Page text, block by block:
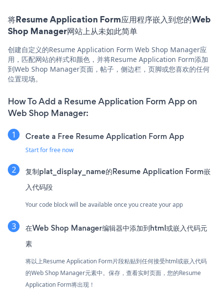
将Resume Application Form应用程序嵌入到您的Web
Shop Manager网站上从未如此简单
创建自定义的Resume Application Form Web Shop Manager应
用，匹配网站的样式和颜色，并将Resume Application Form添加
到Web Shop Manager页面，帖子，侧边栏，页脚或您喜欢的任何
位置现场。
How To Add a Resume Application Form App on
Web Shop Manager:
Create a Free Resume Application Form App
Start for free now
复制plat_display_name的Resume Application Form嵌
入代码段
Your code block will be available once you create your app
在Web Shop Manager编辑器中添加到html或嵌入代码元
素
将以上Resume Application Form片段粘贴到任何接受html或嵌入代码
的Web Shop Manager元素中。保存，查看实时页面，您的Resume
Application Form将出现！